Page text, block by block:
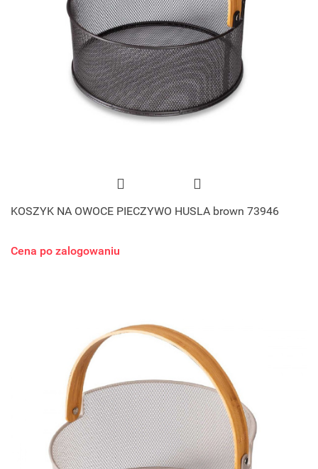
KOSZYK NA OWOCE PIECZYWO HUSLA brown 73946
Cena po zalogowaniu